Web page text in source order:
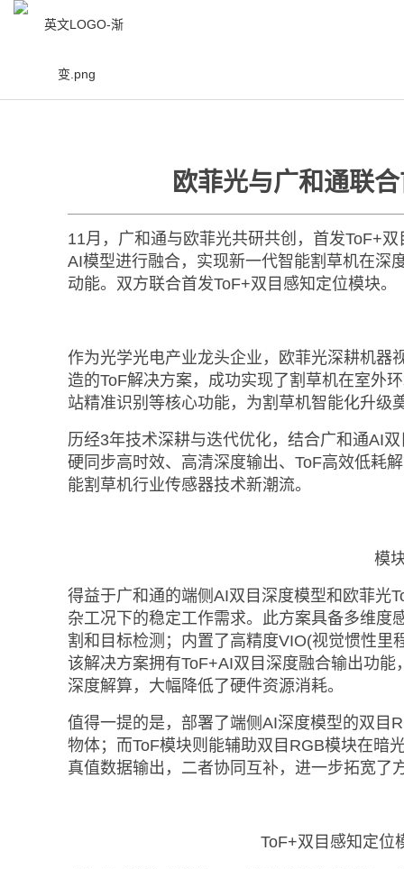
欧菲光与广和通联
11月，广和通与欧菲光共研共创，首发ToF+
AI模型进行融合，实现新一代智能割草机在深
动能。双方联合首发ToF+双目感知定位模块。
作为光学光电产业龙头企业，欧菲光深耕机器
造的ToF解决方案，成功实现了割草机在室外
站精准识别等核心功能，为割草机智能化升级
历经3年技术深耕与迭代优化，结合广和通AI
硬同步高时效、高清深度输出、ToF高效低耗
能割草机行业传感器技术新潮流。
模
得益于广和通的端侧AI双目深度模型和欧菲光
杂工况下的稳定工作需求。此方案具备多维度
割和目标检测；内置了高精度VIO(视觉惯性
该解决方案拥有ToF+AI双目深度融合输出功
深度解算，大幅降低了硬件资源消耗。
值得一提的是，部署了端侧AI深度模型的双目
物体；而ToF模块则能辅助双目RGB模块在暗
真值数据输出，二者协同互补，进一步拓宽了
ToF+双目感知定位